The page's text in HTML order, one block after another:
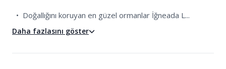
  •  Doğallığını koruyan en güzel ormanlar İğneada L...
Daha fazlasını göster